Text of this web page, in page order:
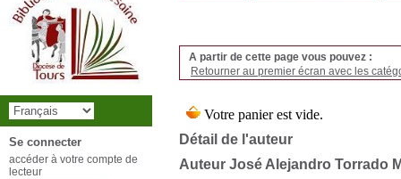
A partir de cette page vous pouvez :
Retourner au premier écran avec les
Détail de l'auteur
Auteur José Alejandro Torrado
Se connecter
accéder à votre compte de
lecteur